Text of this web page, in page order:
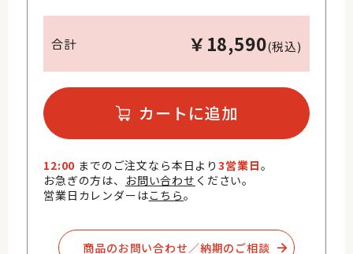
合計 ￥ 18,590(税込)
カートに追加
12:00 までのご注文なら本日より3営業日。
お急ぎの方は、 お問い合わせ ください。
営業日カレンダーはこちら。
商品のお問い合わせ／納期のご相談​